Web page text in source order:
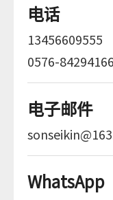
电话
13456609555
0576-84294166
电子邮件
WhatsApp